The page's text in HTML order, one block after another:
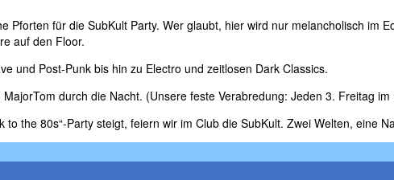
Pforten für die SubKult Party. Wer glaubt, hier wird nur melancholisch
auf den Floor.
und Post-Punk bis hin zu Electro und zeitlosen Dark Classics.
durch die Nacht. (Unsere feste Verabredung: Jeden 3. Freitag
to the 80s“-Party steigt, feiern wir im Club die SubKult. Zwei Welten, eine